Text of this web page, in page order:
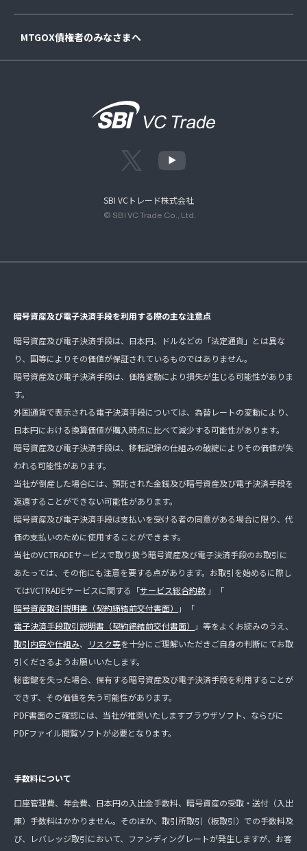
MTGOX債権者のみなさまへ
SBI VCトレード株式会社
© SBI VC Trade Co., Ltd.
暗号資産及び電子決済手段を利用する際の主な注意点
暗号資産及び電子決済手段は、日本円、ドルなどの「法定通貨」とは異な
り、国等によりその価値が保証されているものではありません。
暗号資産及び電子決済手段は、価格変動により損失が生じる可能性がありま
す。
外国通貨で表示される電子決済手段については、為替レートの変動により、
日本円における換算価値が購入時点に比べて減少する可能性があります。
暗号資産及び電子決済手段は、移転記録の仕組みの破綻によりその価値が失
われる可能性があります。
当社が倒産した場合には、預託された金銭及び暗号資産及び電子決済手段を
返還することができない可能性があります。
暗号資産及び電子決済手段は支払いを受ける者の同意がある場合に限り、代
価の支払いのために使用することができます。
当社のVCTRADEサービスで取り扱う暗号資産及び電子決済手段のお取引に
あたっては、その他にも注意を要する点があります。お取引を始めるに際し
てはVCTRADEサービスに関する「サービス総合約款 」「
暗号資産取引説明書（契約締結前交付書面）
」「
電子決済手段取引説明書（契約締結前交付書面）
」等をよくお読みのうえ、
取引内容や仕組み、 リスク等を十分にご理解いただきご自身の判断にてお取
引くださるようお願いいたします。
秘密鍵を失った場合、保有する暗号資産及び電子決済手段を利用することが
できず、その価値を失う可能性があります。
PDF書面のご確認には、当社が推奨いたしますブラウザソフト、ならびに
PDFファイル閲覧ソフトが必要となります。
手数料について
口座管理費、年会費、日本円の入出金手数料、暗号資産の受取・送付（入出
庫）手数料はかかりません。そのほか、取引所取引（板取引）での手数料及
び、レバレッジ取引において、ファンディングレートが発生しますが、お客